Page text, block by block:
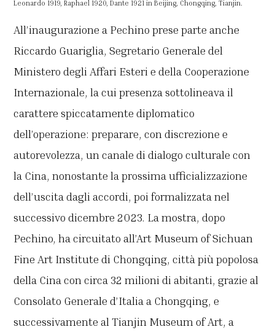
Leonardo 1919, Raphael 1920, Dante 1921 in Beijing, Chongqing, Tianjin.
All’inaugurazione a Pechino prese parte anche
Riccardo Guariglia, Segretario Generale del
Ministero degli Affari Esteri e della Cooperazione
Internazionale, la cui presenza sottolineava il
carattere spiccatamente diplomatico
dell’operazione: preparare, con discrezione e
autorevolezza, un canale di dialogo culturale con
la Cina, nonostante la prossima ufficializzazione
dell’uscita dagli accordi, poi formalizzata nel
successivo dicembre 2023. La mostra, dopo
Pechino, ha circuitato all’Art Museum of Sichuan
Fine Art Institute di Chongqing, città più popolosa
della Cina con circa 32 milioni di abitanti, grazie al
Consolato Generale d’Italia a Chongqing, e
successivamente al Tianjin Museum of Art, a